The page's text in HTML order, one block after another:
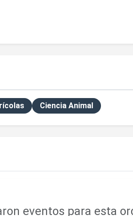
Ciencia Animal
eventos para esta